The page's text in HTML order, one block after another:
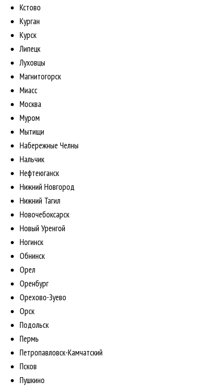
Кстово
Курган
Курск
Липецк
Луховцы
Магнитогорск
Миасс
Москва
Муром
Мытищи
Набережные Челны
Нальчик
Нефтеюганск
Нижний Новгород
Нижний Тагил
Новочебоксарск
Новый Уренгой
Ногинск
Обнинск
Орел
Оренбург
Орехово-Зуево
Орск
Подольск
Пермь
Петропавловск-Камчатский
Псков
Пушкино